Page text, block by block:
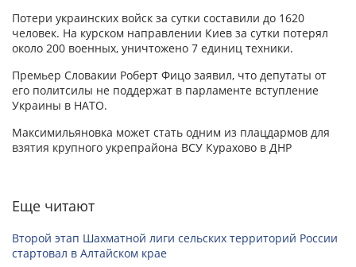
Потери украинских войск за сутки составили до 1620
человек. На курском направлении Киев за сутки потерял
около 200 военных, уничтожено 7 единиц техники.
Премьер Словакии Роберт Фицо заявил, что депутаты от
его политсилы не поддержат в парламенте вступление
Украины в НАТО.
Максимильяновка может стать одним из плацдармов для
взятия крупного укрепрайона ВСУ Курахово в ДНР
Еще читают
Второй этап Шахматной лиги сельских территорий России
стартовал в Алтайском крае